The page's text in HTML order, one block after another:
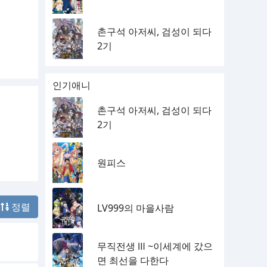
정렬
촌구석 아저씨, 검성이 되다
2기
인기애니
촌구석 아저씨, 검성이 되다
2기
원피스
LV999의 마을사람
무직전생 Ⅲ ~이세계에 갔으
면 최선을 다한다